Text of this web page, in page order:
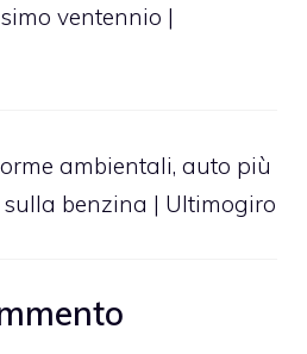
ventennio |
ambientali, auto più
benzina | Ultimogiro